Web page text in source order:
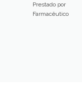
Prestado por
Farmacêutico